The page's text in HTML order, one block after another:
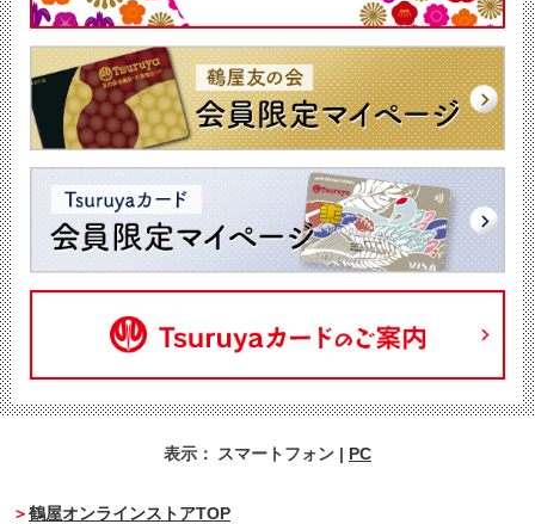
表示： スマートフォン | PC
鶴屋オンラインストアTOP